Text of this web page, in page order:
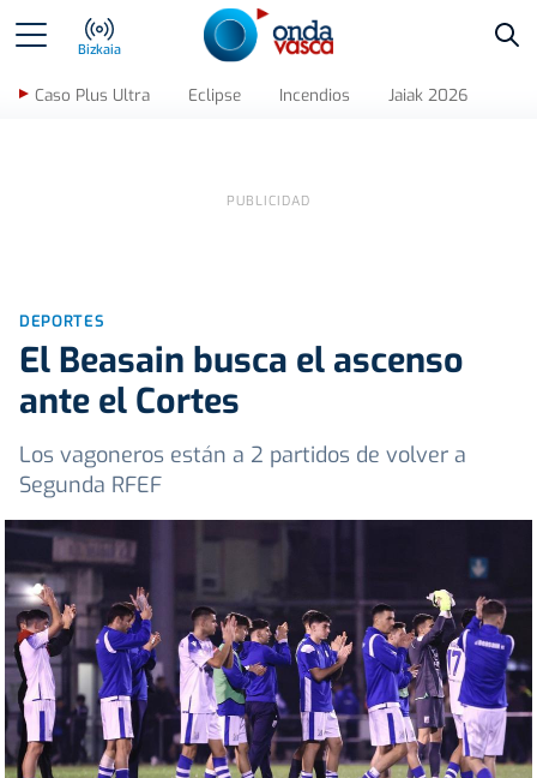
Bizkaia
Caso Plus Ultra Eclipse Incendios Jaiak 2026
DEPORTES
El Beasain busca el ascenso
ante el Cortes
Los vagoneros están a 2 partidos de volver a
Segunda RFEF